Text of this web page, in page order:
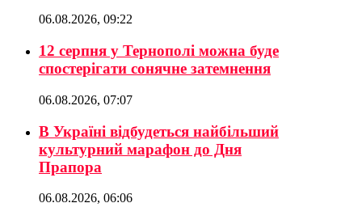
06.08.2026, 09:22
12 серпня у Тернополі можна буде
спостерігати сонячне затемнення
06.08.2026, 07:07
В Україні відбудеться найбільший
культурний марафон до Дня
Прапора
06.08.2026, 06:06